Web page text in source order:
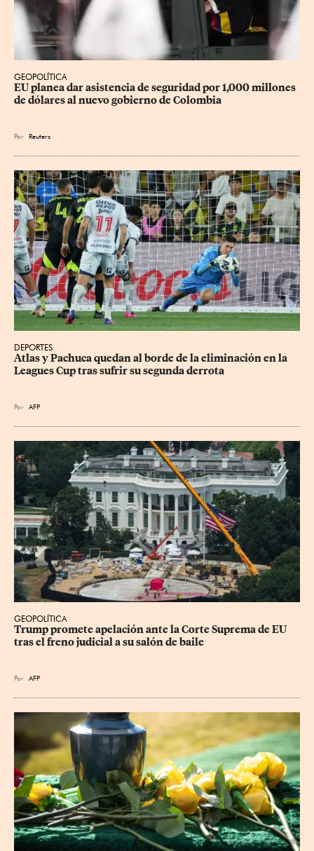
GEOPOLÍTICA
EU planea dar asistencia de seguridad por 1,000 millones
de dólares al nuevo gobierno de Colombia
Por Reuters
DEPORTES
Atlas y Pachuca quedan al borde de la eliminación en la
Leagues Cup tras sufrir su segunda derrota
Por AFP
GEOPOLÍTICA
Trump promete apelación ante la Corte Suprema de EU
tras el freno judicial a su salón de baile
Por AFP